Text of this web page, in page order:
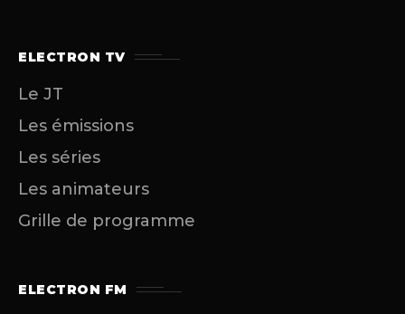
ELECTRON TV
Le JT
Les émissions
Les séries
Les animateurs
Grille de programme
ELECTRON FM